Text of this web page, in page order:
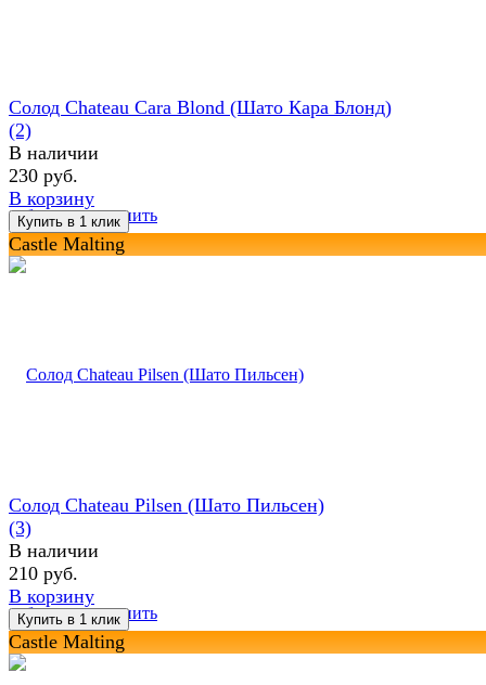
избранное сравнить
Солод Chateau Cara Blond (Шато Кара Блонд)
(2)
В наличии
230 руб.
В корзину
Castle Malting
избранное сравнить
Солод Chateau Pilsen (Шато Пильсен)
(3)
В наличии
210 руб.
В корзину
Castle Malting